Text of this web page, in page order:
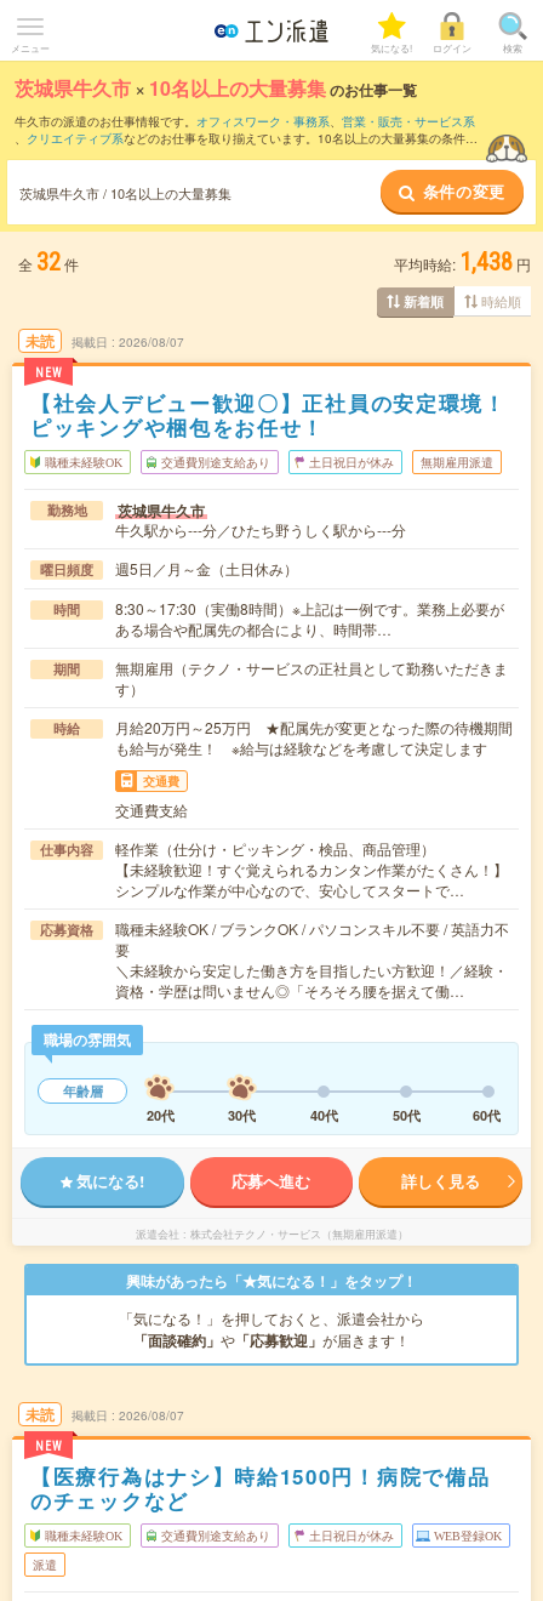
メニュー 気になる! ログイン 検索
茨城県牛久市 × 10名以上の大量募集のお仕事一覧
牛久市の派遣のお仕事情報です。 オフィスワーク・事務系、 営業・販売・サービス系
、 クリエイティブ系などのお仕事を取り揃えています。10名以上の大量募集の条件の
茨城県牛久市 / 10名以上の大量募集 条件の変更
全 32件 平均時給: 1,438 円
新着順 時給順
未読
NEW
掲載日 2026/08/07
【社会人デビュー歓迎〇】正社員の安定環境！
ピッキングや梱包をお任せ！
職種未経験OK 交通費別途支給あり 土日祝日が休み 無期雇用派遣
勤務地 茨城県牛久市
牛久駅から---分／ひたち野うしく駅から---分
曜日頻度 週5日／月～金（土日休み）
時間
8:30～17:30（実働8時間）※上記は一例です。業務上必要が
ある場合や配属先の都合により、時間帯…
期間
無期雇用（テクノ・サービスの正社員として勤務いただきま
す）
時給
月給20万円～25万円 ★配属先が変更となった際の待機期間
も給与が発生！ ※給与は経験などを考慮して決定します
交通費
交通費支給
仕事内容
軽作業（仕分け・ピッキング・検品、商品管理）
【未経験歓迎！すぐ覚えられるカンタン作業がたくさん！】
シンプルな作業が中心なので、安心してスタートで…
応募資格
職種未経験OK / ブランクOK / パソコンスキル不要 / 英語力不
要
＼未経験から安定した働き方を目指したい方歓迎！／経験・
資格・学歴は問いません◎「そろそろ腰を据えて働…
職場の雰囲気
年齢層
20代
30代 40代 50代 60代
気になる! 応募へ進む 詳しく見る
派遣会社 株式会社テクノ・サービス（無期雇用派遣）
興味があったら「★気になる！」をタップ！
「気になる！」を押しておくと、派遣会社から
「面談確約」 や 「応募歓迎」 が届きます！
未読
NEW
掲載日 2026/08/07
【医療行為はナシ】時給1500円！病院で備品
のチェックなど
職種未経験OK 交通費別途支給あり 土日祝日が休み WEB登録OK
派遣